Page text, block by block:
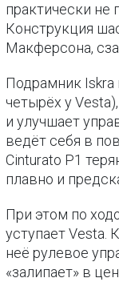
практически не
Конструкция
Макферсона,
Подрамник Iskra
четырёх у
и улучшает
ведёт себя в
Cinturato P1
плавно и
При этом по
уступает Vesta.
неё рулевое
«залипает» в